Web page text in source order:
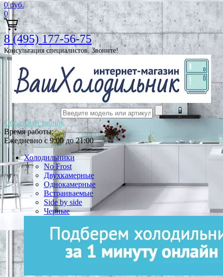
0 руб.
0
8 (495) 177-56-75
Консультация специалистов. Звоните!
Обратный звонок
Время работы:
Ежедневно с 9:00 до 21:00
Холодильники
No Frost
Двухкамерные
Однокамерные
Встраиваемые
Side by side
Черные